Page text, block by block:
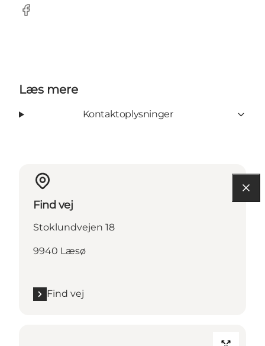
Facebook
Læs mere
Kontaktoplysninger
Find vej
Stoklundvejen 18
9940 Læsø
Find vej